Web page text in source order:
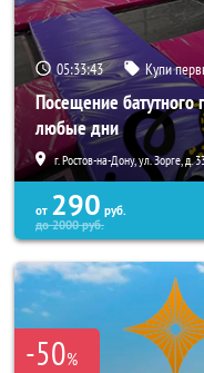
05:33:41 Купи
Посещение батутного
любые дни
г. Ростов-на-Дону, ул. Зорге, д.
от 290 руб.
до2000руб.
-50%